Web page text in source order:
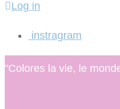
Log in
instragram
"Colores la vie, le